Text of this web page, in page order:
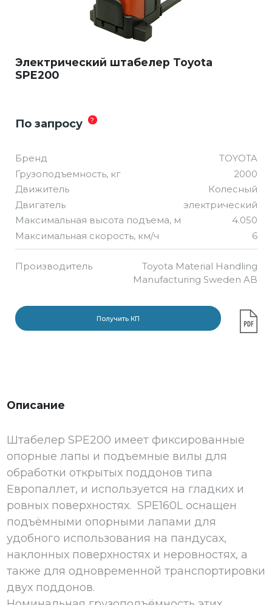
Электрический штабелер Toyota
SPE200
По запросу ?
Бренд
TOYOTA
Грузоподъемность, кг
2000
Движитель
Колесный
Двигатель
электрический
Максимальная высота подъема, м
4.050
Максимальная скорость, км/ч
6
Производитель
Toyota Material Handling
Manufacturing Sweden AB
Получить КП
Описание
Штабелер SPE200 имеет фиксированные
опорные лапы и подъемные вилы для
обработки открытых поддонов типа
Европаллет, и используется на гладких и
ровных поверхностях. SPE160L оснащен
подъёмными опорными лапами для
удобного использования на пандусах,
наклонных поверхностях и неровностях, а
также для одновременной транспортировки
двух поддонов.